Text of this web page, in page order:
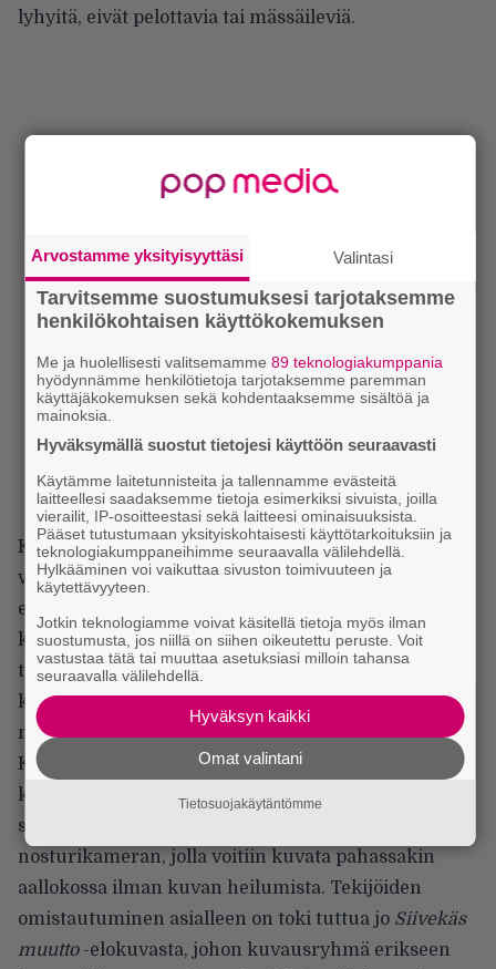
lyhyitä, eivät pelottavia tai mässäileviä.
Kuvamateriaalin hätkähdyttävyys rantaan
vyöryvien aaltojen päällä ja kosketusetäisyydellä
eläimistä on niin hienoa, että tietokonegrafiikan
käyttöä epäilee väistämättä. Olemmehan me
tottuneet laiskoihin tekijöihin, jotka tuputtavat
kolmiulotteista tietokonemallinnusta unohtaen,
mitä kaksiulotteisella kameralla saa aikaan.
Kuvausryhmä kehitti elokuvaa varten
kameratorpedoja, joita hinattiin veneen perässä,
sekä matemaattisesti horisontin korjaavan
nosturikameran, jolla voitiin kuvata pahassakin
aallokossa ilman kuvan heilumista. Tekijöiden
omistautuminen asialleen on toki tuttua jo Siivekäs
muutto-elokuvasta, johon kuvausryhmä erikseen
Arvostamme yksityisyyttäsi Valintasi
Tarvitsemme suostumuksesi tarjotaksemme
henkilökohtaisen käyttökokemuksen
Me ja huolellisesti valitsemamme 89 teknologiakumppania
hyödynnämme henkilötietoja tarjotaksemme paremman
käyttäjäkokemuksen sekä kohdentaaksemme sisältöä ja
mainoksia.
Hyväksymällä suostut tietojesi käyttöön seuraavasti
Käytämme laitetunnisteita ja tallennamme evästeitä
laitteellesi saadaksemme tietoja esimerkiksi sivuista, joilla
vierailit, IP-osoitteestasi sekä laitteesi ominaisuuksista.
Pääset tutustumaan yksityiskohtaisesti käyttötarkoituksiin ja
teknologiakumppaneihimme seuraavalla välilehdellä.
Hylkääminen voi vaikuttaa sivuston toimivuuteen ja
käytettävyyteen.
Jotkin teknologiamme voivat käsitellä tietoja myös ilman
suostumusta, jos niillä on siihen oikeutettu peruste. Voit
vastustaa tätä tai muuttaa asetuksiasi milloin tahansa
seuraavalla välilehdellä.
Hyväksyn kaikki
Omat valintani
Tietosuojakäytäntömme